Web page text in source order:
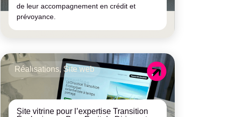
de leur accompagnement en crédit et
prévoyance.
Réalisations, Site web
Site vitrine pour l’expertise Transition